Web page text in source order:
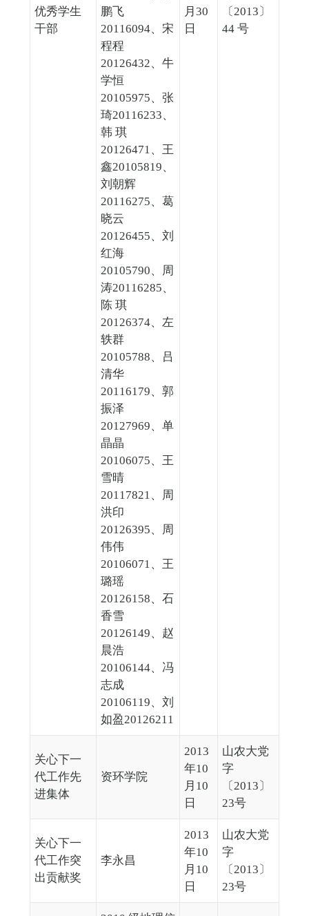
优秀学生
干部
鹏飞
20116094、宋
程程
20126432、牛
学恒
20105975、张
琦20116233、
韩 琪
20126471、王
鑫20105819、
刘朝辉
20116275、葛
晓云
20126455、刘
红海
20105790、周
涛20116285、
陈 琪
20126374、左
轶群
20105788、吕
清华
20116179、郭
振泽
20127969、单
晶晶
20106075、王
雪晴
20117821、周
洪印
20126395、周
伟伟
20106071、王
璐瑶
20126158、石
香雪
20126149、赵
晨浩
20106144、冯
志成
20106119、刘
如盈20126211
月30
日
〔2013〕
44 号
关心下一
代工作先
进集体
资环学院
2013
年10
月10
日
山农大党
字
〔2013〕
23号
关心下一
代工作突
出贡献奖
李永昌
2013
年10
月10
日
山农大党
字
〔2013〕
23号